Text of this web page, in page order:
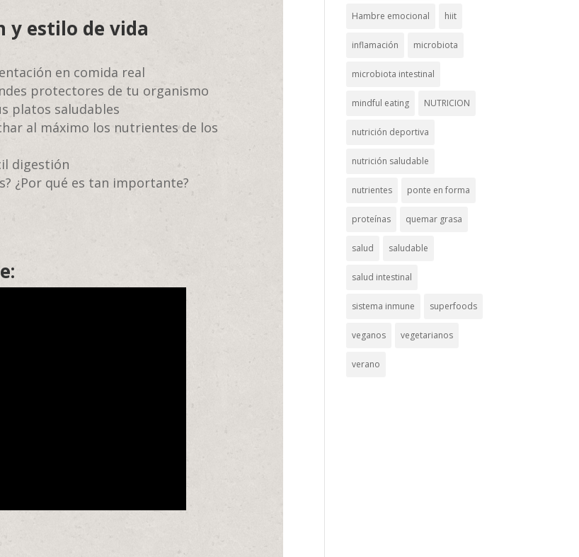
y estilo de vida
en comida real
protectores de tu organismo
platos saludables
al máximo los nutrientes de los
digestión
¿Por qué es tan importante?
Hambre emocional hiit
inflamación microbiota
microbiota intestinal
mindful eating NUTRICION
nutrición deportiva
nutrición saludable
nutrientes ponte en forma
proteínas quemar grasa
salud saludable
salud intestinal
sistema inmune superfoods
veganos vegetarianos
verano